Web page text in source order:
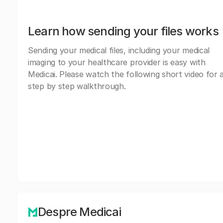
Learn how sending your files works
Sending your medical files, including your medical
imaging to your healthcare provider is easy with
Medicai. Please watch the following short video for
step by step walkthrough.
Despre Medicai